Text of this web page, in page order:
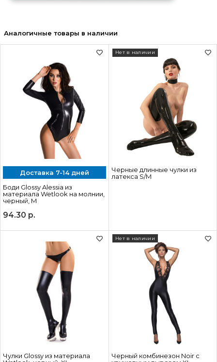
Аналогичные товары в наличии
Доставка 7-14 дней
Боди Glossy Alessia из
материала Wetlook на молнии,
черный, M
94.30 р.
Черные длинные чулки из
латекса S/M
Нет в наличии
Чулки Glossy из материала
Черный комбинезон Noir с
Нет в наличии